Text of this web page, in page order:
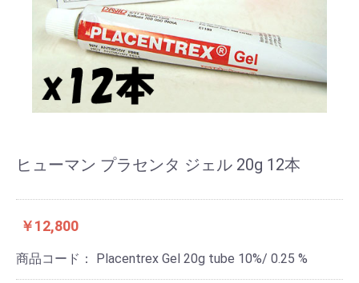
ヒューマン プラセンタ ジェル 20g 12本
￥12,800
商品コード： Placentrex Gel 20g tube 10%/ 0.25 %